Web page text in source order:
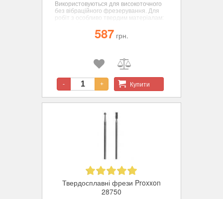
Використовуються для високоточного
без вібраційного фрезерування. Для
робіт з особливо твердим матеріалам:
кольорових металів, пластиків. сфера,
587 грн.
- + Купити
Твердосплавні фрези Proxxon
28750